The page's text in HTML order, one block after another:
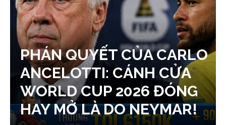
PHÁN QUYẾT CỦA CARLO
ANCELOTTI: CÁNH CỬA
WORLD CUP 2026 ĐÓNG
HAY MỞ LÀ DO NEYMAR!